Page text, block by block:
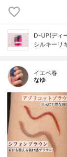
D-UP(ディ
シルキーリ
イエベ春
なゆ